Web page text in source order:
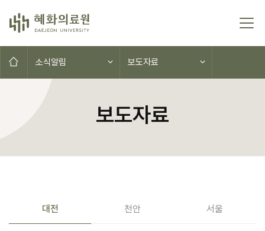
콘텐츠로 이동
홈으로소식알림 보도자료
보도자료
공지사항(대전,천안,서울)
대전 천안 서울